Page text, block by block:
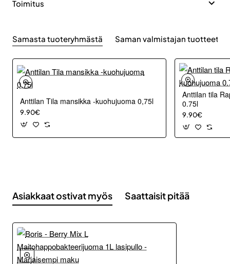
Toimitus
Samasta tuoteryhmästä Saman valmistajan tuotteet
Anttilan Tila mansikka -kuohujuoma 0,75l
9.90€
Anttilan tila
0.75l
9.90€
Asiakkaat ostivat myös Saattaisit pitää